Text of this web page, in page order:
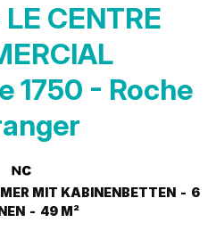
ANSEHEN
CENTRE
1750 - Roche
MIT KABINENBETTEN
6
49 M²